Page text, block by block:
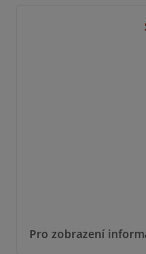
Pro zobrazení